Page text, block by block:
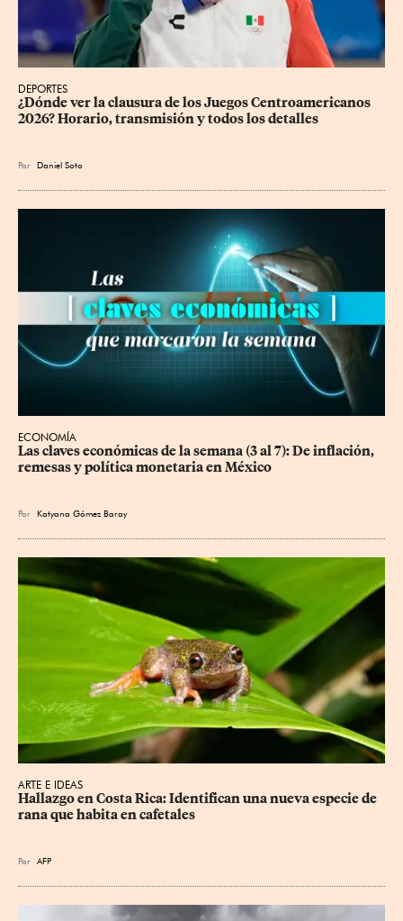
DEPORTES
¿Dónde ver la clausura de los Juegos Centroamericanos
2026? Horario, transmisión y todos los detalles
Por Daniel Soto
ECONOMÍA
Las claves económicas de la semana (3 al 7): De inflación,
remesas y política monetaria en México
Por Katyana Gómez Baray
ARTE E IDEAS
Hallazgo en Costa Rica: Identifican una nueva especie de
rana que habita en cafetales
Por AFP